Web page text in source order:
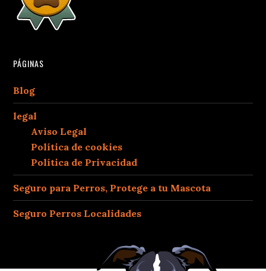
PÁGINAS
Blog
legal
Aviso Legal
Política de cookies
Política de Privacidad
Seguro para Perros, Protege a tu Mascota
Seguro Perros Localidades